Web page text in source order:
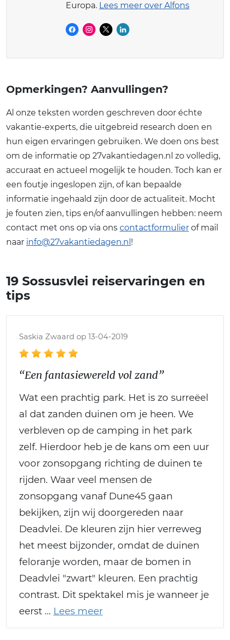
Europa. Lees meer over Alfons
Opmerkingen? Aanvullingen?
Al onze teksten worden geschreven door échte
vakantie-experts, die uitgebreid research doen en
hun eigen ervaringen gebruiken. We doen ons best
om de informatie op 27vakantiedagen.nl zo volledig,
accuraat en actueel mogelijk te houden. Toch kan er
een foutje ingeslopen zijn, of kan bepaalde
informatie ingehaald zijn door de actualiteit. Mocht
je fouten zien, tips en/of aanvullingen hebben: neem
contact met ons op via ons contactformulier of mail
naar info@27vakantiedagen.nl !
19 Sossusvlei reiservaringen en
tips
Saskia Zwaard op 13-04-2019
“Een fantasiewereld vol zand”
Wat een prachtig park. Het is zo surreëel
al dat zanden duinen om je heen. We
verbleven op de camping in het park
zelf. Hierdoor heb je de kans om een uur
voor zonsopgang richting de duinen te
rijden. Waar veel mensen de
zonsopgang vanaf Dune45 gaan
bekijken, zijn wij doorgereden naar
Deadvlei. De kleuren zijn hier verreweg
het meest bijzonder, omdat de duinen
feloranje worden, maar de bomen in
Deadvlei "zwart" kleuren. Een prachtig
contrast. Dit spektakel mis je wanneer je
eerst